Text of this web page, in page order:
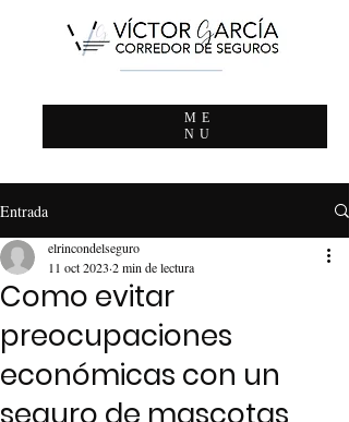
ME
NU
Entrada
Como evitar
preocupaciones
económicas con un
elrincondelseguro
11 oct 2023 2 min de lectura